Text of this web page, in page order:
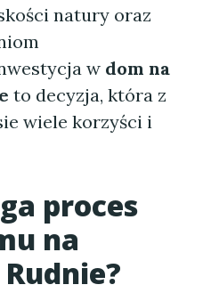
natury oraz
w dom na
to decyzja, która z
wiele korzyści i
proces
na